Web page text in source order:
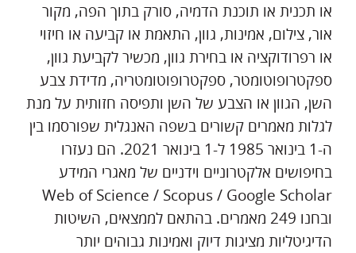
או תכנית או תוכנת הדמיה, סורק בתוך הפה, מקור
אור, צילום, אמינות, גוון, התאמת או קביעה או חיזוי
או רפרודוקציה או בחירת גוון, מכשיר לקביעת גוון,
ספקטרופוטומטר, ספקטרופוטומטריה, מדידת צבע
השן, הגוון או הצבע של השן ותפיסה חזותית על מנת
לגלות מאמרים קשורים בשפה האנגלית שפורסמו בין
ה-1 בינואר 1985 ל-1 בינואר 2021. הם נעזרו
בחיפושים אלקטרוניים וידניים של מאגרי המידע
Web of Science / Scopus / Google Scholar
ובחנו 249 מאמרים. בהתאם לממצאים, השיטות
הדיגיטליות מציגות דיוק ואמינות גבוהים יותר